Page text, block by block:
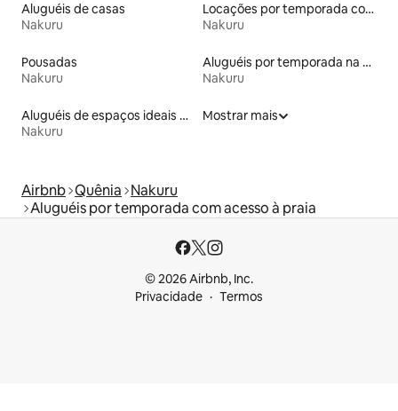
Aluguéis de casas
Nakuru
Locações por temporada com piscina
Nakuru
Pousadas
Nakuru
Aluguéis por temporada na orla
Nakuru
Aluguéis de espaços ideais para famílias
Nakuru
Mostrar mais
Airbnb Quênia Nakuru
Aluguéis por temporada com acesso à praia
© 2026 Airbnb, Inc.
Privacidade
Termos